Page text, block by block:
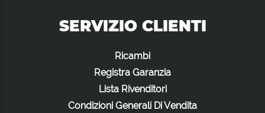
SERVIZIO CLIENTI
Ricambi
Registra Garanzia
Lista Rivenditori
Condizioni Generali Di Vendita